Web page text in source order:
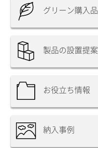
グリーン購入品
製品の設置提案
お役立ち情報
納入事例